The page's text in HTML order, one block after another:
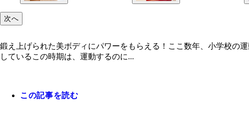
次へ
鍛え上げられた美ボディにパワーをもらえる！ここ数年、小学校の
しているこの時期は、運動するのに...
この記事を読む